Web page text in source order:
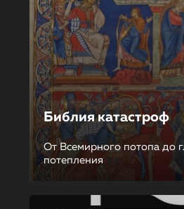
Библия катастроф
От Всемирного потопа до
потепления